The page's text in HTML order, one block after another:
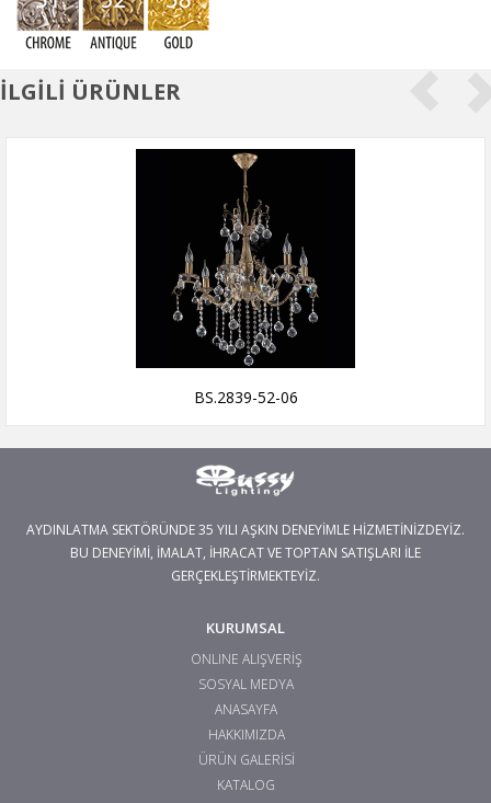
İLGİLİ ÜRÜNLER
BS.2839-52-06
AYDINLATMA SEKTÖRÜNDE 35 YILI AŞKIN DENEYİMLE HİZMETİNİZDEYİZ.
BU DENEYİMİ, İMALAT, İHRACAT VE TOPTAN SATIŞLARI İLE
GERÇEKLEŞTİRMEKTEYİZ.
KURUMSAL
ONLINE ALIŞVERİŞ
SOSYAL MEDYA
ANASAYFA
HAKKIMIZDA
ÜRÜN GALERİSİ
KATALOG